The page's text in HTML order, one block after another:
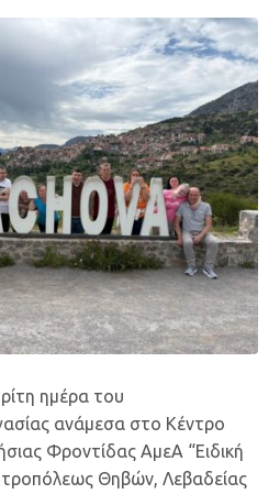
ημέρα του
ανάμεσα στο Κέντρο
Φροντίδας ΑμεΑ “Ειδική
Θηβών, Λεβαδείας